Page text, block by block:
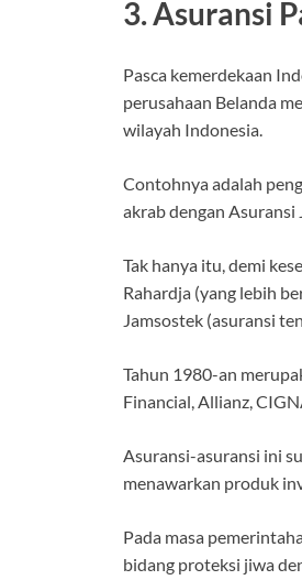
3. Asuransi
Pasca kemerdekaan
perusahaan Belanda
wilayah Indonesia.
Contohnya adalah
akrab dengan Asuransi
Tak hanya itu, demi
Rahardja (yang lebih
Jamsostek (asuransi
Tahun 1980-an
Financial, Allianz,
Asuransi-asuransi ini
menawarkan produk
Pada masa
bidang proteksi jiwa